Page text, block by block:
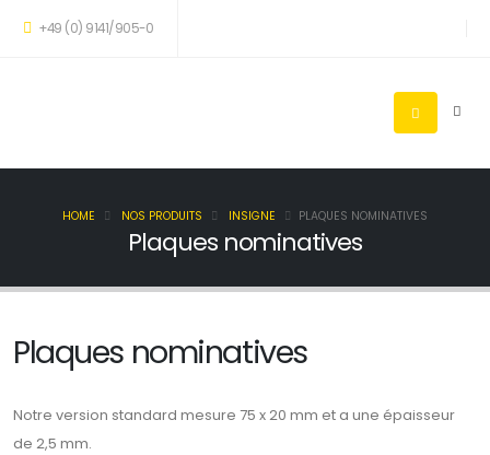
+49 (0) 9141/905-0
Plaques nominatives
HOME NOS PRODUITS INSIGNE PLAQUES NOMINATIVES
Plaques nominatives
Notre version standard mesure 75 x 20 mm et a une épaisseur
de 2,5 mm.